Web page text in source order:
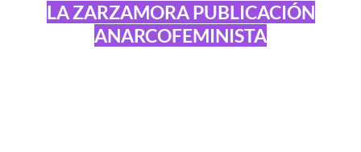
LA ZARZAMORA PUBLICACIÓN
ANARCOFEMINISTA